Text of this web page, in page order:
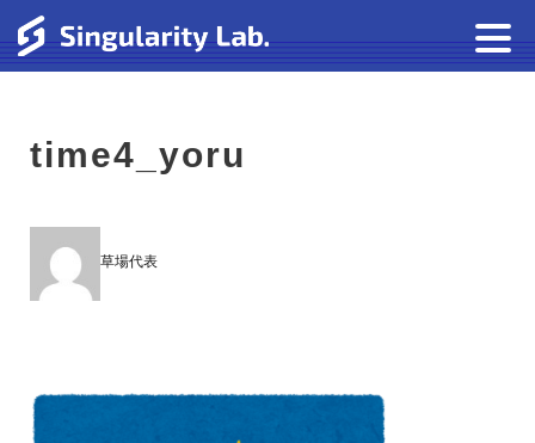
time4_yoru
草場代表